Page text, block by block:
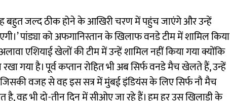
बहुत जल्द ठीक होने के आखिरी चरण में पहुंच जाएंगे और उन्हें
पांड्या को अफगानिस्तान के खिलाफ वनडे टीम में शामिल किया
एशियाई खेलों की टीम में उन्हें शामिल नहीं किया गया क्योंकि
गया है। पूर्व कप्तान रोहित भी अब सिर्फ वनडे मैच खेलते हैं, उन्हें
जिसकी वजह से वह इस सत्र में मुंबई इंडियंस के लिए सिर्फ नौ मैच
है, वह भी दो-तीन दिन में सीओए जा रहे हैं। हम हर उस खिलाड़ी के